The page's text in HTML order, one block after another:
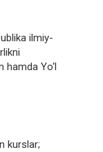
ilmiy-
Yo‘l
kurslar;